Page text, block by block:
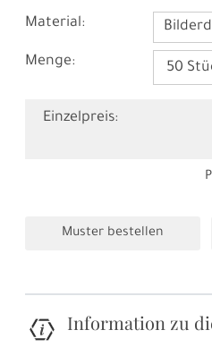
Material:
Menge:
Einzelpreis:
Muster bestellen
Information zu